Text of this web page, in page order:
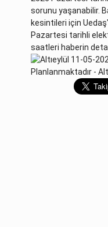
sorunu yaşanabilir.
kesintileri için
Pazartesi tarihli
saatleri haberin